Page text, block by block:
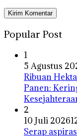
Popular Post
1
5 Agustus
Ribuan
Panen:
2
10 Juli 2026
Serap